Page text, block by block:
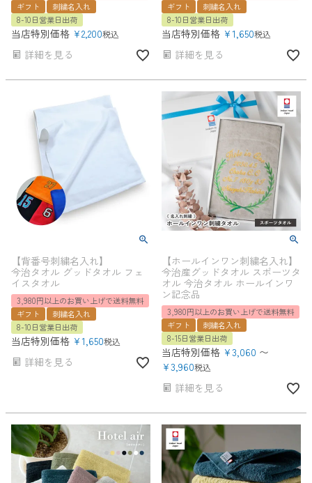
ギフト
刺繍名入れ
8-10日営業日出荷
当店特別価格 ¥2,200税込
詳細を見る
ギフト
刺繍名入れ
8-10日営業日出荷
当店特別価格 ¥1,650税込
詳細を見る
【背番号刺繍名入れ】
今治タオル グッドタオル フェ
イスタオル
3,980円以上のお買い上げで送料無料
ギフト
刺繍名入れ
8-10日営業日出荷
当店特別価格 ¥1,650税込
詳細を見る
【ホールインワン刺繍名入れ】
今治産グッドタオル スポーツタ
オル 今治タオル ホールインワ
ン記念品
3,980円以上のお買い上げで送料無料
ギフト
刺繍名入れ
8-15日営業日出荷
当店特別価格 ¥3,060 〜
¥3,960税込
詳細を見る